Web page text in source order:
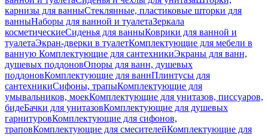
карнизы для ванныСтеклянные, пластиковые шторки для
ванныНаборы для ванной и туалетаЗеркала
косметическиеСиденья для ванныКоврики для ванной и
туалетаЭкран-дверки в туалетКомплектующие для мебели в
ванную Комплектующие для сантехникиЭкраны для ванн,
душевых поддоновОпоры для ванн, душевых
поддоновКомплектующие для ваннПлинтусы для
сантехникиСифоны, трапыКомплектующие для
умывальников, моекКомплектующие для унитазов, писсуаров,
бидеБачки для унитазовКомплектующие для душевых
гарнитуровКомплектующие для сифонов,
траповКомплектующие для смесителейКомплектующие для